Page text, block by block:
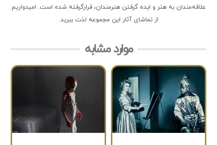
علاقه‌مندان به هنر و ایده گرفتن هنرمندان، قرارگرفته شده است. امیدواریم
از تماشای آثار این مجموعه لذت ببرید.
موارد مشابه